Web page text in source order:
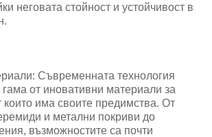
неговата стойност и устойчивост в
Съвременната технология
от иновативни материали за
които има своите предимства. От
и метални покриви до
възможностите са почти